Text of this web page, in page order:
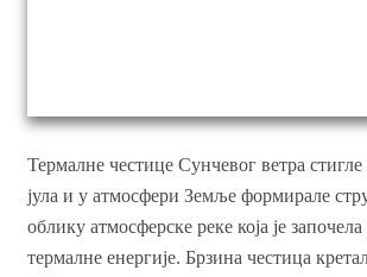
Термалне честице Сунчевог ветра
јула и у атмосфери Земље формирале
облику атмосферске реке која је
термалне енергије. Брзина честица